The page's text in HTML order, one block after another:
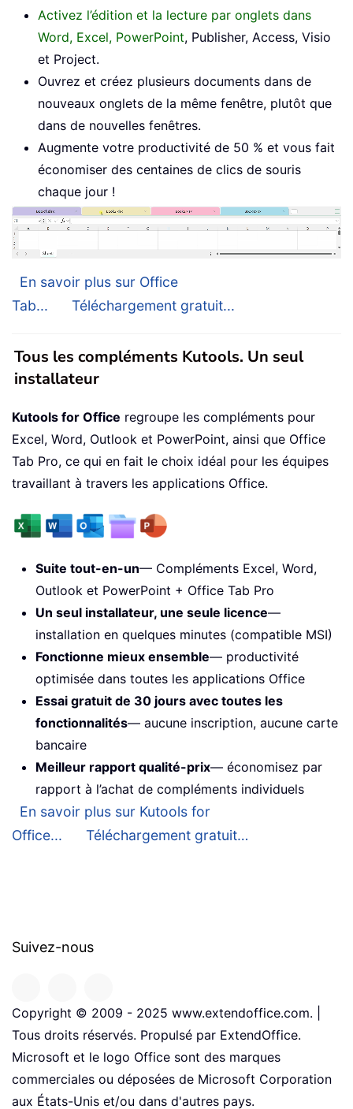
Activez l’édition et la lecture par onglets dans
Word, Excel, PowerPoint, Publisher, Access, Visio
et Project.
Ouvrez et créez plusieurs documents dans de
nouveaux onglets de la même fenêtre, plutôt que
dans de nouvelles fenêtres.
Augmente votre productivité de 50 % et vous fait
économiser des centaines de clics de souris
chaque jour !
En savoir plus sur Office
Tab...
Téléchargement gratuit...
Tous les compléments Kutools. Un seul
installateur
Kutools for Office regroupe les compléments pour
Excel, Word, Outlook et PowerPoint, ainsi que Office
Tab Pro, ce qui en fait le choix idéal pour les équipes
travaillant à travers les applications Office.
Suite tout-en-un— Compléments Excel, Word,
Outlook et PowerPoint + Office Tab Pro
Un seul installateur, une seule licence—
installation en quelques minutes (compatible MSI)
Fonctionne mieux ensemble— productivité
optimisée dans toutes les applications Office
Essai gratuit de 30 jours avec toutes les
fonctionnalités— aucune inscription, aucune carte
bancaire
Meilleur rapport qualité-prix— économisez par
rapport à l’achat de compléments individuels
En savoir plus sur Kutools for
Office...
Téléchargement gratuit…
Suivez-nous
Copyright © 2009 - 2025 www.extendoffice.com. |
Tous droits réservés. Propulsé par ExtendOffice.
Microsoft et le logo Office sont des marques
commerciales ou déposées de Microsoft Corporation
aux États-Unis et/ou dans d'autres pays.